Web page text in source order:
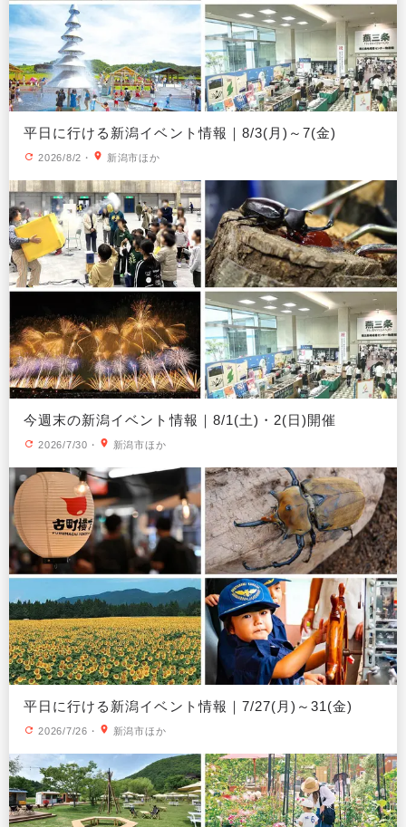
平日に行ける新潟イベント情報｜8/3(月)～7(金)
2026/8/2 ・ 新潟市ほか
今週末の新潟イベント情報｜8/1(土)・2(日)開催
2026/7/30 ・ 新潟市ほか
平日に行ける新潟イベント情報｜7/27(月)～31(金)
2026/7/26 ・ 新潟市ほか